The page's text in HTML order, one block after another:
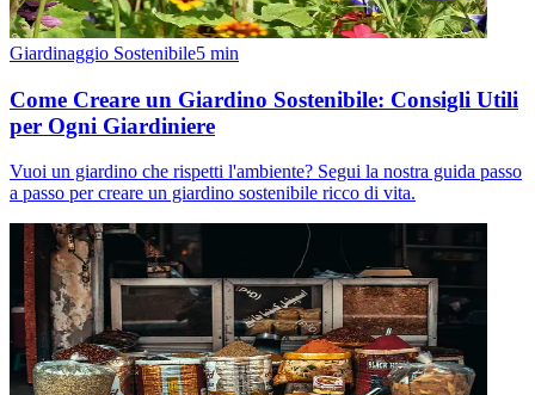
Giardinaggio Sostenibile5 min
Come Creare un Giardino Sostenibile: Consigli Utili
per Ogni Giardiniere
Vuoi un giardino che rispetti l'ambiente? Segui la nostra guida passo
a passo per creare un giardino sostenibile ricco di vita.